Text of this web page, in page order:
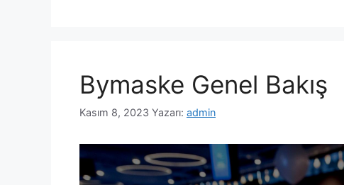
Bymaske Genel Bakış
Kasım 8, 2023 Yazarı: admin